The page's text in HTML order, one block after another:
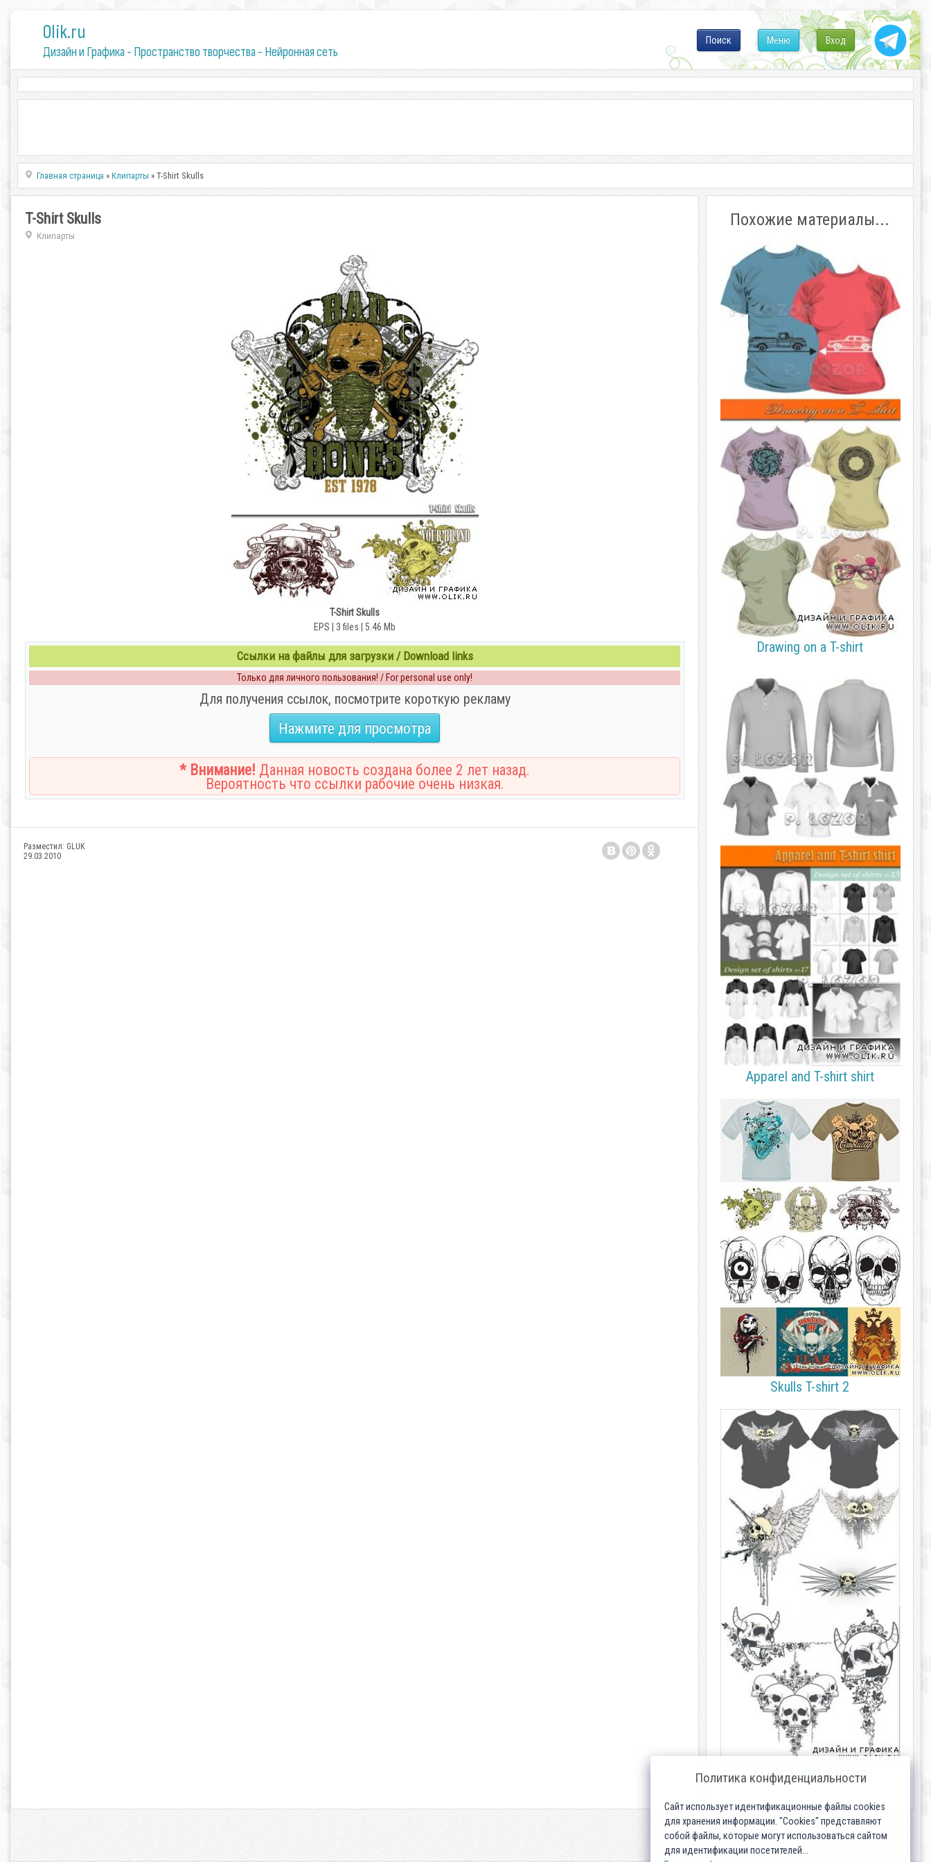
0lik.ru
Дизайн и Графика - Пространство творчества - Нейронная сеть
Вход
Меню
Поиск
Главная страница »Клипарты » T-Shirt Skulls
T-Shirt Skulls
Клипарты
T-Shirt Skulls
EPS | 3 files | 5.46 Mb
Ссылки на файлы для загрузки / Download links
Только для личного пользования! / For personal use only!
Для получения ссылок, посмотрите короткую рекламу
Нажмите для просмотра
* Внимание! Данная новость создана более 2 лет назад.
Вероятность что ссылки рабочие очень низкая.
Разместил: GLUK
29.03.2010
Похожие материалы...
Drawing on a T-shirt
Apparel and T-shirt shirt
Skulls T-shirt 2
Skulls T-shirt Vectors
Политика конфиденциальности
Сайт использует идентификационные файлы cookies
для хранения информации. "Cookies" представляют
собой файлы, которые могут использоваться сайтом
для идентификации посетителей...